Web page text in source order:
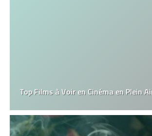
Top Films à Voir en Cinéma en Plein